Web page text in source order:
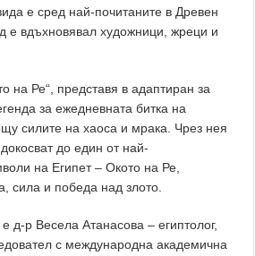
е сред най-почитаните в Древен
е вдъхновявал художници, жреци и
на Ре“, представя в адаптиран за
за ежедневната битка на
силите на хаоса и мрака. Чрез нея
до един от най-
на Египет – Окото на Ре,
сила и победа над злото.
д-р Весела Атанасова – египтолог,
с международна академична